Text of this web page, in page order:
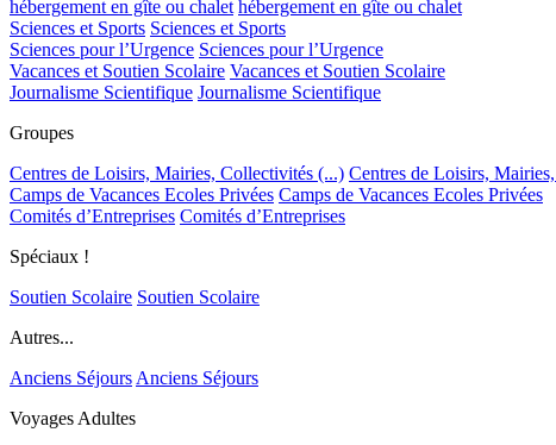
hébergement en gîte ou chalet hébergement en gîte ou chalet
Sciences et Sports Sciences et Sports
Sciences pour l’Urgence Sciences pour l’Urgence
Vacances et Soutien Scolaire Vacances et Soutien Scolaire
Journalisme Scientifique Journalisme Scientifique
Groupes
Centres de Loisirs, Mairies, Collectivités (...) Centres de Loisirs,
Camps de Vacances Ecoles Privées Camps de Vacances Ecoles Privées
Comités d’Entreprises Comités d’Entreprises
Spéciaux !
Soutien Scolaire Soutien Scolaire
Autres...
Anciens Séjours Anciens Séjours
Voyages Adultes